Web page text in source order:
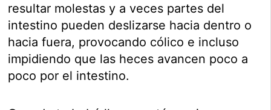
resultar molestas y a veces partes del
intestino pueden deslizarse hacia dentro o
hacia fuera, provocando cólico e incluso
impidiendo que las heces avancen poco a
poco por el intestino.